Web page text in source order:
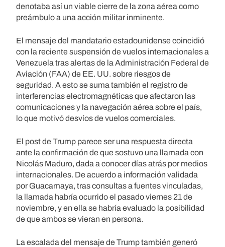
denotaba así un viable cierre de la zona aérea como
preámbulo a una acción militar inminente.
El mensaje del mandatario estadounidense coincidió
con la reciente suspensión de vuelos internacionales a
Venezuela tras alertas de la Administración Federal de
Aviación (FAA) de EE. UU. sobre riesgos de
seguridad. A esto se suma también el registro de
interferencias electromagnéticas que afectaron las
comunicaciones y la navegación aérea sobre el país,
lo que motivó desvíos de vuelos comerciales.
El post de Trump parece ser una respuesta directa
ante la confirmación de que sostuvo una llamada con
Nicolás Maduro, dada a conocer días atrás por medios
internacionales. De acuerdo a información validada
por Guacamaya, tras consultas a fuentes vinculadas,
la llamada habría ocurrido el pasado viernes 21 de
noviembre, y en ella se habría evaluado la posibilidad
de que ambos se vieran en persona.
La escalada del mensaje de Trump también generó